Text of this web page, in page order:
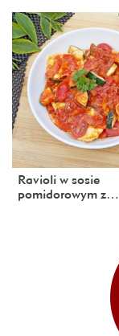
Ravioli w sosie
pomidorowym z…